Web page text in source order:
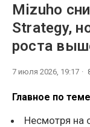
Mizuho
Strategy,
роста
7 июля 2026, 19:17
Главное по
Несмотря на